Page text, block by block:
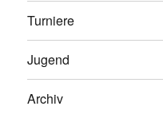
Turniere
Jugend
Archiv